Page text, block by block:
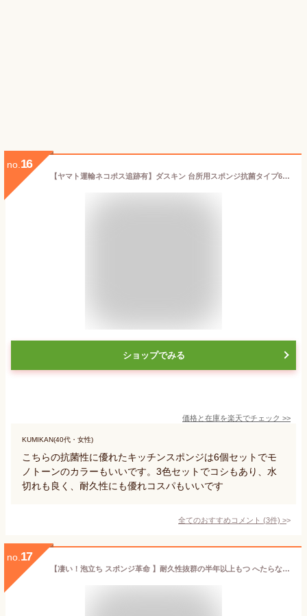
no. 16
【ヤマト運輸ネコポス追跡有】ダスキン 台所用スポンジ抗菌タイプ6個セット モノトーンカラー 新色 ネイビーMN 3色×2セット スポンジ キッチン 送料無料 まとめ買い 食器洗い 台所用スポンジ 食器用スポンジ 抗菌 キッチンスポンジ
ショップでみる
価格と在庫を楽天でチェック >>
KUMIKAN(40代・女性)
こちらの抗菌性に優れたキッチンスポンジは6個セットでモ
ノトーンのカラーもいいです。3色セットでコシもあり、水
切れも良く、耐久性にも優れコスパもいいです
全てのおすすめコメント (3件) >
no. 17
【凄い！泡立ち スポンジ革命 】耐久性抜群の半年以上もつ へたらない キッチンスポンジ ( キッチン用 台所用品 ) 速乾性 泡切れ キッチングッズ 食器洗い 黒 ブラック 食器用 皿洗い 抗菌 調理器具 高耐久 業務用 送料無料 ポイント消化 引っ越し祝い 粗品 プチギフト